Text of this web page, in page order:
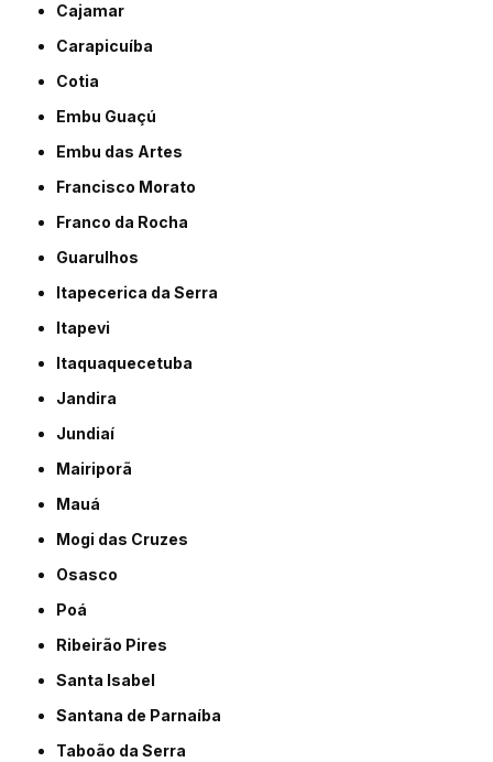
Cajamar
Carapicuíba
Cotia
Embu Guaçú
Embu das Artes
Francisco Morato
Franco da Rocha
Guarulhos
Itapecerica da Serra
Itapevi
Itaquaquecetuba
Jandira
Jundiaí
Mairiporã
Mauá
Mogi das Cruzes
Osasco
Poá
Ribeirão Pires
Santa Isabel
Santana de Parnaíba
Taboão da Serra